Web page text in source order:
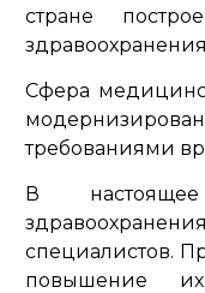
стране
Сфера
требованиями
В
специалистов.
повышение